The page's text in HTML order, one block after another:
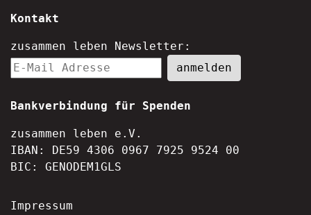
Kontakt
zusammen leben Newsletter:
Bankverbindung für Spenden
zusammen leben e.V.
IBAN: DE59 4306 0967 7925 9524 00
BIC: GENODEM1GLS
Impressum